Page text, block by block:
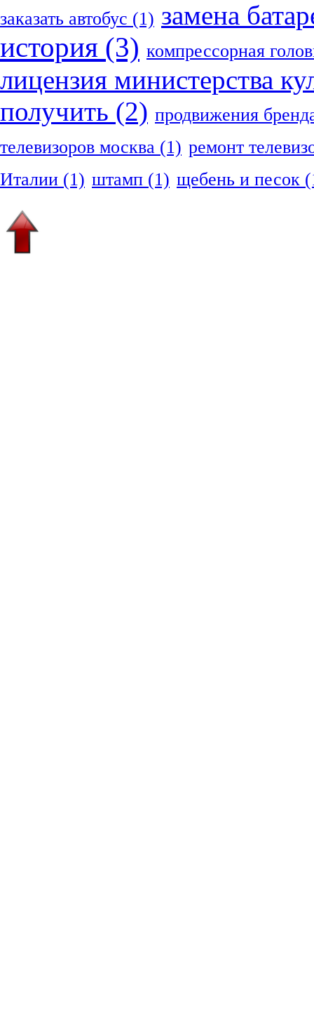
заказать автобус (1) замена
история (3) компрессорная
лицензия министерства
получить (2) продвижения
телевизоров москва (1) ремонт
Италии (1) штамп (1) щебень и песок